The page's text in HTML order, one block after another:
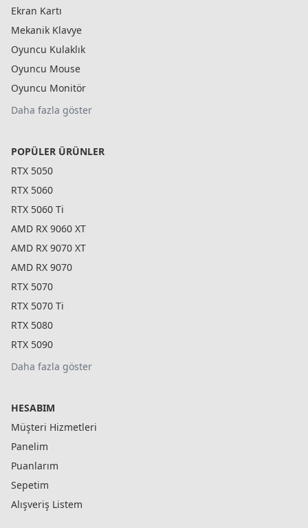
Ekran Kartı
Mekanik Klavye
Oyuncu Kulaklık
Oyuncu Mouse
Oyuncu Monitör
Daha fazla göster
POPÜLER ÜRÜNLER
RTX 5050
RTX 5060
RTX 5060 Ti
AMD RX 9060 XT
AMD RX 9070 XT
AMD RX 9070
RTX 5070
RTX 5070 Ti
RTX 5080
RTX 5090
Daha fazla göster
HESABIM
Müşteri Hizmetleri
Panelim
Puanlarım
Sepetim
Alışveriş Listem